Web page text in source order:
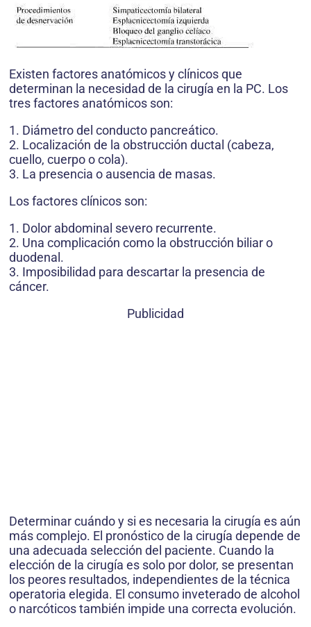
Existen factores anatómicos y clínicos que
determinan la necesidad de la cirugía en la PC. Los
tres factores anatómicos son:
1. Diámetro del conducto pancreático.
2. Localización de la obstrucción ductal (cabeza,
cuello, cuerpo o cola).
3. La presencia o ausencia de masas.
Los factores clínicos son:
1. Dolor abdominal severo recurrente.
2. Una complicación como la obstrucción biliar o
duodenal.
3. Imposibilidad para descartar la presencia de
cáncer.
Publicidad
Determinar cuándo y si es necesaria la cirugía es aún
más complejo. El pronóstico de la cirugía depende de
una adecuada selección del paciente. Cuando la
elección de la cirugía es solo por dolor, se presentan
los peores resultados, independientes de la técnica
operatoria elegida. El consumo inveterado de alcohol
o narcóticos también impide una correcta evolución.